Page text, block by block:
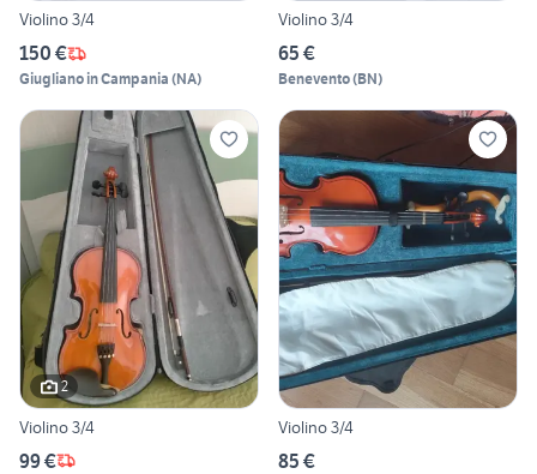
Violino 3/4
150 €
Giugliano in Campania (NA)
Violino 3/4
65 €
Benevento(BN)
2
Violino 3/4
99 €
Violino 3/4
85 €